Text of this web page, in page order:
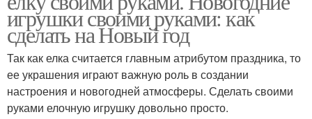
игрушки своими руками: как
сделать на Новый год
Так как елка считается главным атрибутом праздника, то
ее украшения играют важную роль в создании
настроения и новогодней атмосферы. Сделать своими
руками елочную игрушку довольно просто.